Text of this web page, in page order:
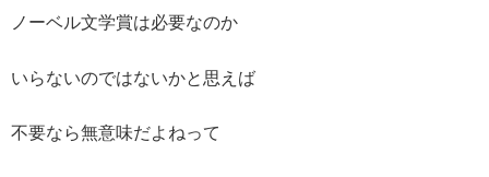
ノーベル文学賞は必要なのか
いらないのではないかと思えば
不要なら無意味だよねって